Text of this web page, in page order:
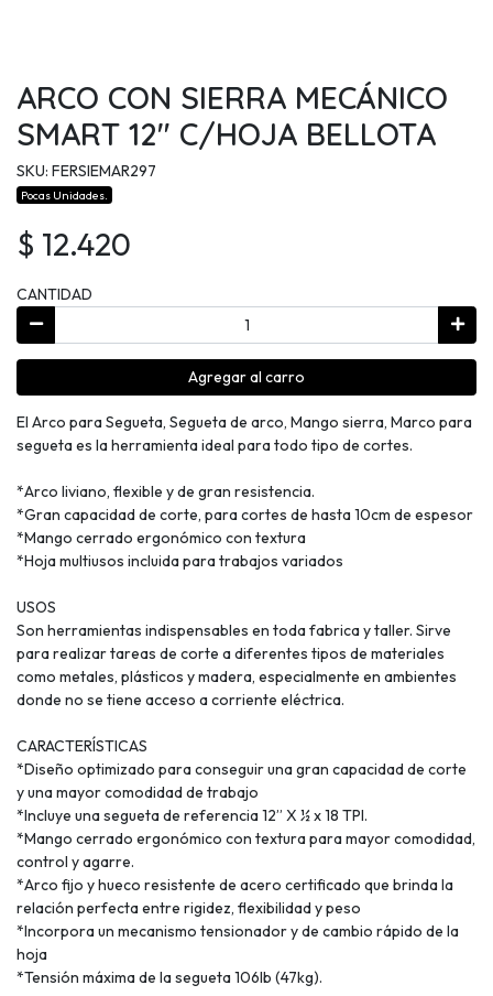
ARCO CON SIERRA MECÁNICO
SMART 12" C/HOJA BELLOTA
SKU: FERSIEMAR297
Pocas Unidades.
$ 12.420
CANTIDAD
Agregar al carro
El Arco para Segueta, Segueta de arco, Mango sierra, Marco para
segueta es la herramienta ideal para todo tipo de cortes.
*Arco liviano, flexible y de gran resistencia.
*Gran capacidad de corte, para cortes de hasta 10cm de espesor
*Mango cerrado ergonómico con textura
*Hoja multiusos incluida para trabajos variados
USOS
Son herramientas indispensables en toda fabrica y taller. Sirve
para realizar tareas de corte a diferentes tipos de materiales
como metales, plásticos y madera, especialmente en ambientes
donde no se tiene acceso a corriente eléctrica.
CARACTERÍSTICAS
*Diseño optimizado para conseguir una gran capacidad de corte
y una mayor comodidad de trabajo
*Incluye una segueta de referencia 12” X ½ x 18 TPI.
*Mango cerrado ergonómico con textura para mayor comodidad,
control y agarre.
*Arco fijo y hueco resistente de acero certificado que brinda la
relación perfecta entre rigidez, flexibilidad y peso
*Incorpora un mecanismo tensionador y de cambio rápido de la
hoja
*Tensión máxima de la segueta 106lb (47kg).